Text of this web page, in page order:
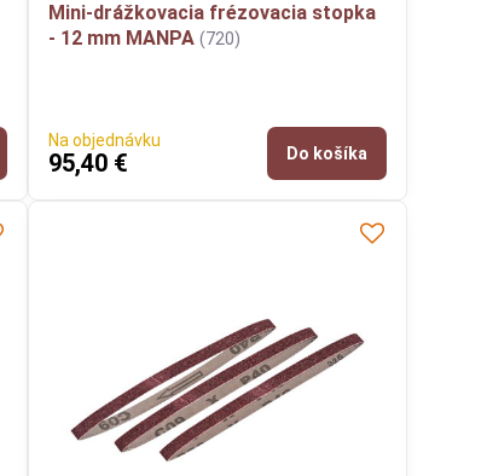
Mini-drážkovacia frézovacia stopka
- 12 mm MANPA (720)
Na objednávku
95,40 € Do košíka